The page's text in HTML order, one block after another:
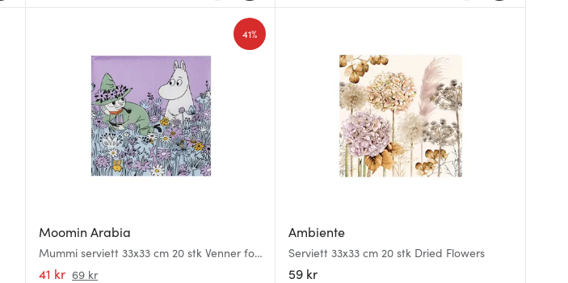
Moomin Arabia
Mummi serviett 33x33 cm 20 stk Venner for
alltid
41 kr 69 kr
41%
Ambiente
Serviett 33x33 cm 20 stk Dried Flowers
59 kr